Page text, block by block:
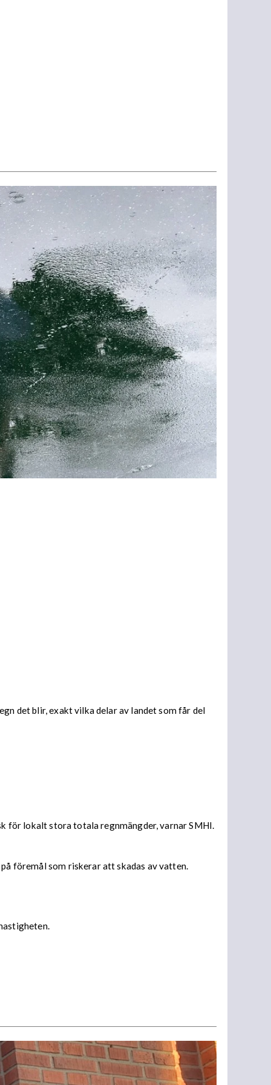
det blir, exakt vilka delar av landet som får del
för lokalt stora totala regnmängder, varnar SMHI.
föremål som riskerar att skadas av vatten.